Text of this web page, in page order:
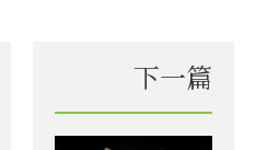
下一篇